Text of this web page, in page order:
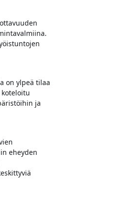
on ylpeä tilaa
ja
eheyden